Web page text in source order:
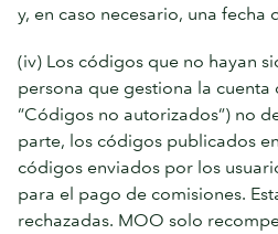
y, en caso necesario, una fecha
(iv) Los códigos que no hayan
persona que gestiona la
“Códigos no autorizados”) no
parte, los códigos publicados
códigos enviados por los
para el pago de comisiones.
rechazadas. MOO solo